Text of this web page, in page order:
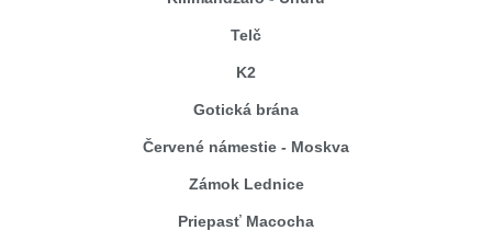
Telč
K2
Gotická brána
Červené námestie - Moskva
Zámok Lednice
Priepasť Macocha